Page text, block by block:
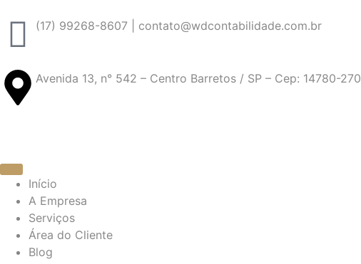
(17) 99268-8607 | contato@wdcontabilidade.com.br
Avenida 13, n° 542 – Centro Barretos / SP – Cep: 14780-270
Início
A Empresa
Serviços
Área do Cliente
Blog